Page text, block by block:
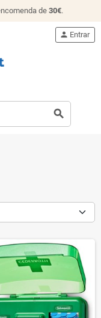
de 30€.
search
person Entrar